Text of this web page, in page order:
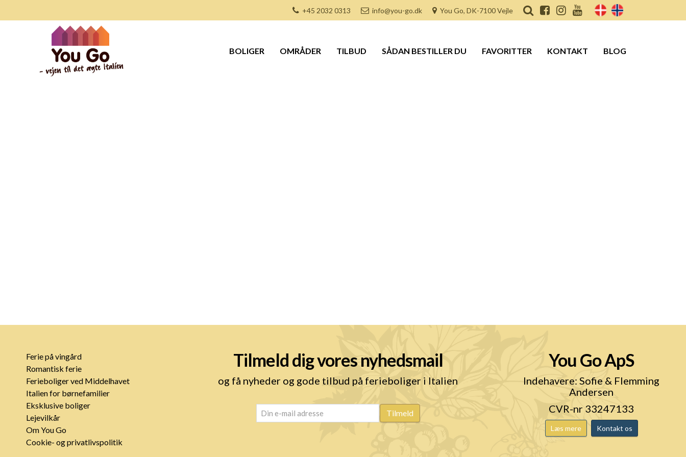
+45 2032 0313 info@you-go.dk You Go, DK-7100 Vejle
BOLIGER OMRÅDER TILBUD SÅDAN BESTILLER DU FAVORITTER KONTAKT BLOG
Ferie på vingård
Romantisk ferie
Ferieboliger ved Middelhavet
Italien for børnefamilier
Eksklusive boliger
Lejevilkår
Om You Go
Cookie- og privatlivspolitik
Tilmeld dig vores nyhedsmail
og få nyheder og gode tilbud på ferieboliger i Italien
email (Påkrævet) Tilmeld
You Go ApS
Indehavere: Sofie & Flemming
Andersen
CVR-nr 33247133
Læs mere Kontakt os